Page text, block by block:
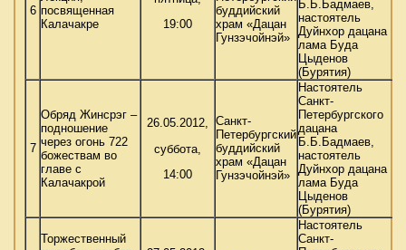
6 посвященная
Калачакре
19:00
буддийский
храм «Дацан
Гунзэчойнэй»
Б.Б.Бадмаев,
настоятель
Дуйнхор дацана
лама Буда
Цыденов
(Бурятия)
7
Обряд Жинсрэг –
подношение
через огонь 722
божествам во
главе с
Калачакрой
26.05.2012,
суббота,
14:00
Санкт-
Петербургский
буддийский
храм «Дацан
Гунзэчойнэй»
Настоятель
Санкт-
Петербургского
дацана
Б.Б.Бадмаев,
настоятель
Дуйнхор дацана
лама Буда
Цыденов
(Бурятия)
Торжественный
Настоятель
Санкт-